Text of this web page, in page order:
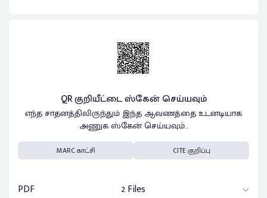
QR குறியீட்டை ஸ்கேன் செய்யவும்
எந்த சாதனத்திலிருந்தும் இந்த ஆவணத்தை உடனடியாக
அணுக ஸ்கேன் செய்யவும்..
MARC காட்சி CITE குறிப்பு
PDF
2 Files